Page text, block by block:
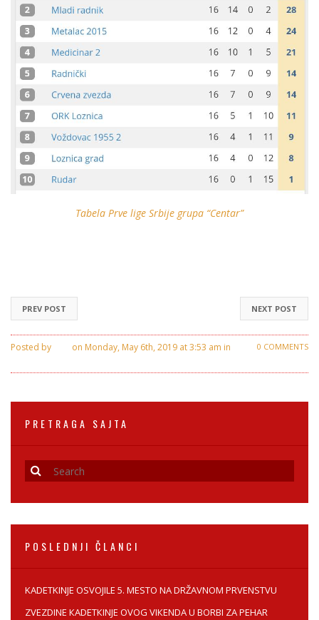
Tabela Prve lige Srbije grupa “Centar”
NEXT POST
PREV POST
0 COMMENTS
Posted by
on Monday, May 6th, 2019 at 3:53 am in
PRETRAGA SAJTA
POSLEDNJI ČLANCI
KADETKINJE OSVOJILE 5. MESTO NA DRŽAVNOM PRVENSTVU
ZVEZDINE КADETКINJE OVOG VIКENDA U BORBI ZA PEHAR